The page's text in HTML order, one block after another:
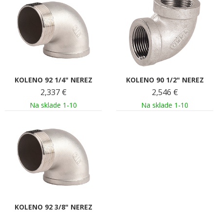
KOLENO 92 1/4" NEREZ
2,337 €
Na sklade 1-10
KOLENO 90 1/2" NEREZ
2,546 €
Na sklade 1-10
KOLENO 92 3/8" NEREZ